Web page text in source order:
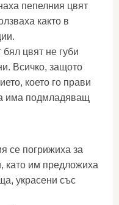
пепелния цвят
както в
бял цвят не губи
Всичко, защото
което го прави
има подмладяващ
се погрижиха за
като им предложиха
украсени със